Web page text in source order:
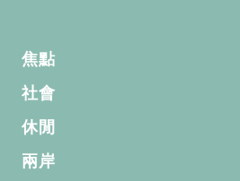
焦點
社會
休閒
兩岸